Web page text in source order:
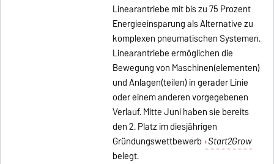
Linearantriebe mit bis zu 75 Prozent
Energieeinsparung als Alternative zu
komplexen pneumatischen Systemen.
Linearantriebe ermöglichen die
Bewegung von Maschinen(elementen)
und Anlagen(teilen) in gerader Linie
oder einem anderen vorgegebenen
Verlauf. Mitte Juni haben sie bereits
den 2. Platz im diesjährigen
Gründungswettbewerb Start2Grow
belegt.